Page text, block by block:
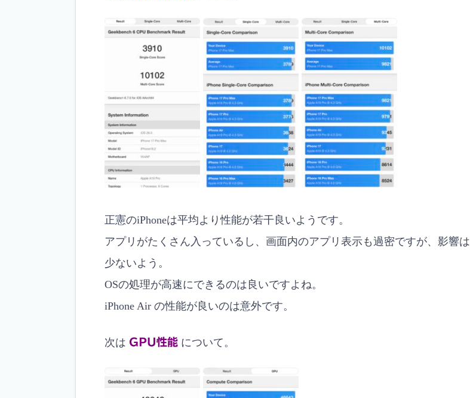
正憲のiPhoneは平均より性能が若干良いようです。
アプリがたくさん入っているし、画面内のアプリ表示も過密ですが、影響は
少ないよう。
OSの処理が高速にできるのは良いですよね。
iPhone Air の性能が良いのは意外です。
次は GPU性能 について。